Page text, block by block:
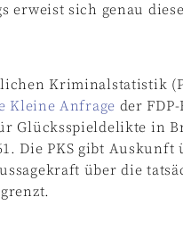
erweist sich genau
Kriminalstatistik
Kleine Anfrage der
Glücksspieldelikte in
Die PKS gibt
über die